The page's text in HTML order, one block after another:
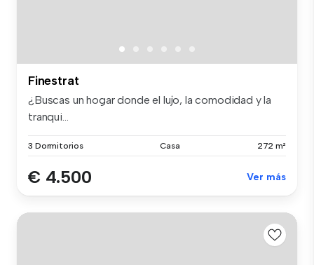
Finestrat
¿Buscas un hogar donde el lujo, la comodidad y la
tranqui...
3 Dormitorios Casa 272 m²
€ 4.500 Ver más